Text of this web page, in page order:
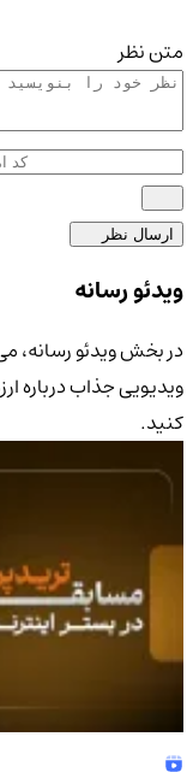
متن نظر
ارسال نظر
4.9/5
ویدئو رسانه
در بخش ویدئو رسانه،
ویدیویی جذاب درباره
کنید.